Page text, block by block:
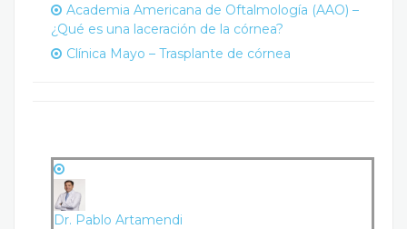
Academia Americana de Oftalmología (AAO) –
¿Qué es una laceración de la córnea?
Clínica Mayo – Trasplante de córnea
Dr. Pablo Artamendi